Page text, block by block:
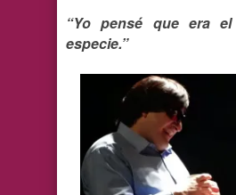
“Yo pensé que era
especie.”